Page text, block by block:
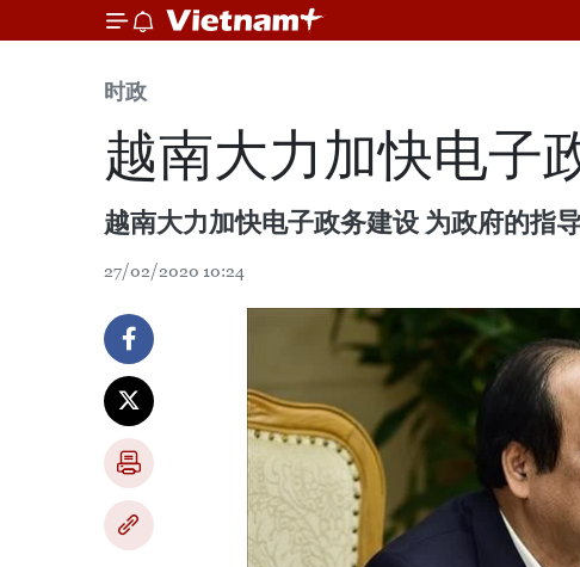
时政
越南大力加快电子
越南大力加快电子政务建设 为政府的指
27/02/2020 10:24